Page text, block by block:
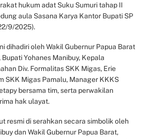
hukum adat Suku Sumuri tahap II
aula Sasana Karya Kantor Bupati SP
9/2025).
dihadiri oleh Wakil Gubernur Papua Barat
Yohanes Manibuy, Kepala
Div. Formalitas SKK Migas, Erie
SKK Migas Pamalu, Manager KKKS
bersama tim, serta perwakilan
hak ulayat.
resmi di serahkan secara simbolik oleh
dan Wakil Gubernur Papua Barat,